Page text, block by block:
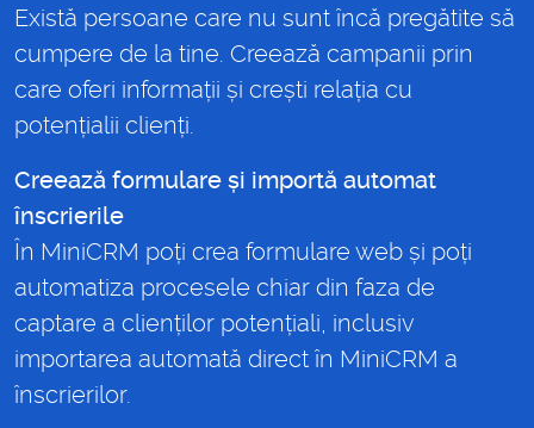
Există persoane care nu sunt încă pregătite să
cumpere de la tine. Creează campanii prin
care oferi informații și crești relația cu
potențialii clienți.
Creează formulare și importă automat
înscrierile
În MiniCRM poți crea formulare web și poți
automatiza procesele chiar din faza de
captare a clienților potențiali, inclusiv
importarea automată direct în MiniCRM a
înscrierilor.